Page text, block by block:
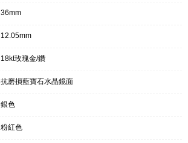
36mm
12.05mm
18kt玫瑰金/鑽
抗磨損藍寶石水晶鏡面
銀色
粉紅色